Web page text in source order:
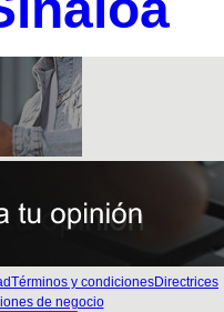
Términos y condicionesDirectrices
de negocio